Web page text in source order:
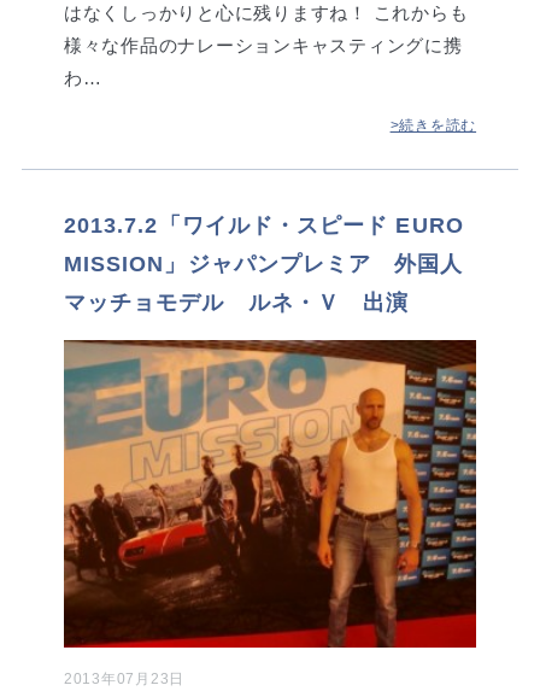
はなくしっかりと心に残りますね！ これからも
様々な作品のナレーションキャスティングに携
わ…
>続きを読む
2013.7.2「ワイルド・スピード EURO
MISSION」ジャパンプレミア 外国人
マッチョモデル ルネ・Ｖ 出演
2013年07月23日